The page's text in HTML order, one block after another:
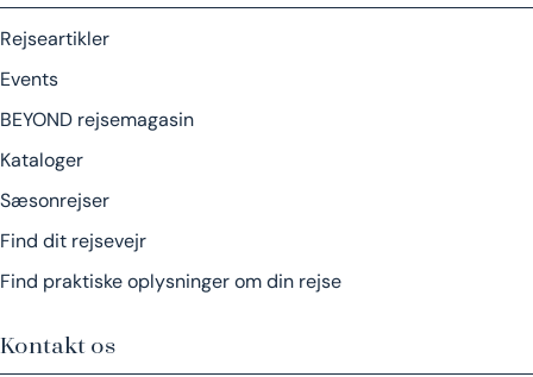
Rejseartikler
Events
BEYOND rejsemagasin
Kataloger
Sæsonrejser
Find dit rejsevejr
Find praktiske oplysninger om din rejse
Kontakt os